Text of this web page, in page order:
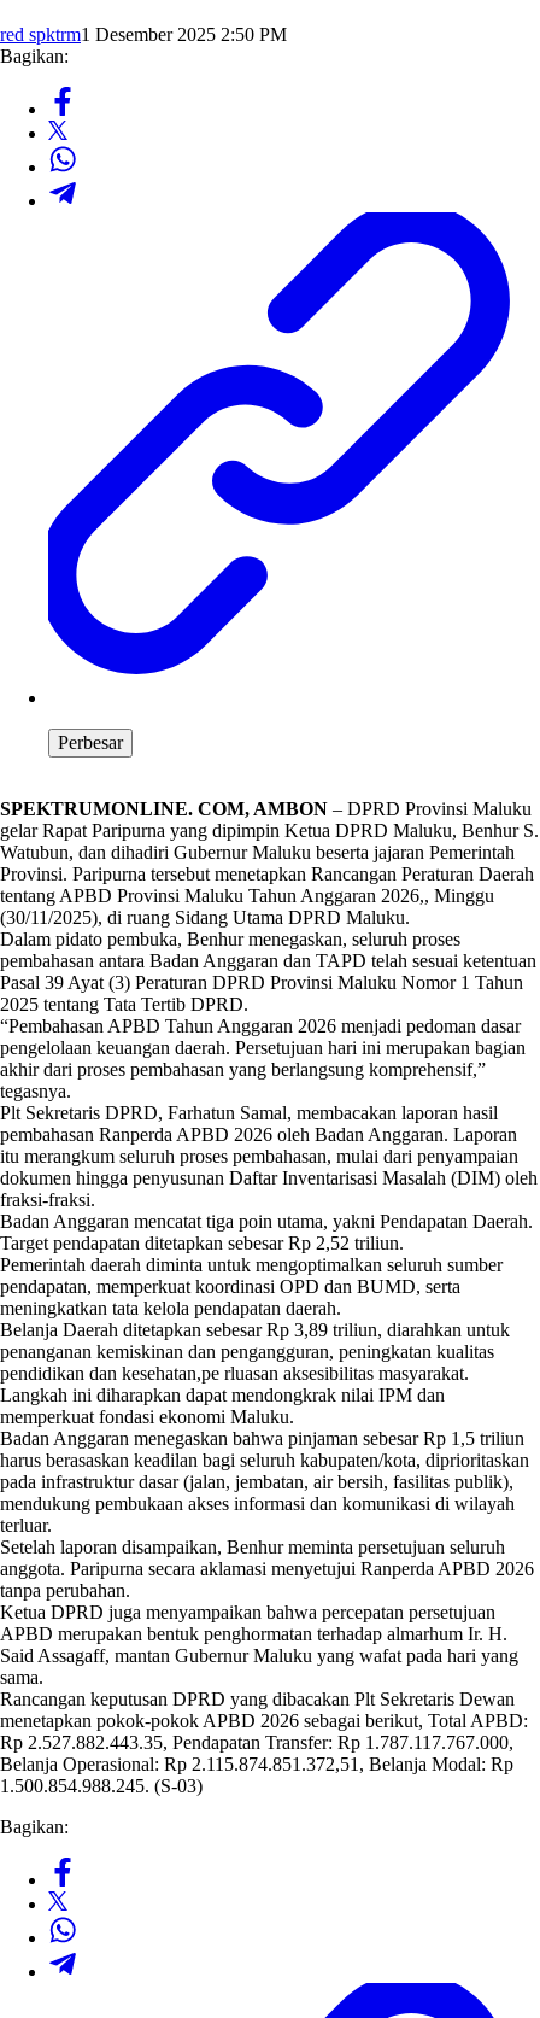
red spktrm1 Desember 2025 2:50 PM
Bagikan:
Perbesar
SPEKTRUMONLINE. COM, AMBON – DPRD Provinsi Maluku
gelar Rapat Paripurna yang dipimpin Ketua DPRD Maluku, Benhur S.
Watubun, dan dihadiri Gubernur Maluku beserta jajaran Pemerintah
Provinsi. Paripurna tersebut menetapkan Rancangan Peraturan Daerah
tentang APBD Provinsi Maluku Tahun Anggaran 2026,, Minggu
(30/11/2025), di ruang Sidang Utama DPRD Maluku.
Dalam pidato pembuka, Benhur menegaskan, seluruh proses
pembahasan antara Badan Anggaran dan TAPD telah sesuai ketentuan
Pasal 39 Ayat (3) Peraturan DPRD Provinsi Maluku Nomor 1 Tahun
2025 tentang Tata Tertib DPRD.
“Pembahasan APBD Tahun Anggaran 2026 menjadi pedoman dasar
pengelolaan keuangan daerah. Persetujuan hari ini merupakan bagian
akhir dari proses pembahasan yang berlangsung komprehensif,”
tegasnya.
Plt Sekretaris DPRD, Farhatun Samal, membacakan laporan hasil
pembahasan Ranperda APBD 2026 oleh Badan Anggaran. Laporan
itu merangkum seluruh proses pembahasan, mulai dari penyampaian
dokumen hingga penyusunan Daftar Inventarisasi Masalah (DIM) oleh
fraksi-fraksi.
Badan Anggaran mencatat tiga poin utama, yakni Pendapatan Daerah.
Target pendapatan ditetapkan sebesar Rp 2,52 triliun.
Pemerintah daerah diminta untuk mengoptimalkan seluruh sumber
pendapatan, memperkuat koordinasi OPD dan BUMD, serta
meningkatkan tata kelola pendapatan daerah.
Belanja Daerah ditetapkan sebesar Rp 3,89 triliun, diarahkan untuk
penanganan kemiskinan dan pengangguran, peningkatan kualitas
pendidikan dan kesehatan,pe rluasan aksesibilitas masyarakat.
Langkah ini diharapkan dapat mendongkrak nilai IPM dan
memperkuat fondasi ekonomi Maluku.
Badan Anggaran menegaskan bahwa pinjaman sebesar Rp 1,5 triliun
harus berasaskan keadilan bagi seluruh kabupaten/kota, diprioritaskan
pada infrastruktur dasar (jalan, jembatan, air bersih, fasilitas publik),
mendukung pembukaan akses informasi dan komunikasi di wilayah
terluar.
Setelah laporan disampaikan, Benhur meminta persetujuan seluruh
anggota. Paripurna secara aklamasi menyetujui Ranperda APBD 2026
tanpa perubahan.
Ketua DPRD juga menyampaikan bahwa percepatan persetujuan
APBD merupakan bentuk penghormatan terhadap almarhum Ir. H.
Said Assagaff, mantan Gubernur Maluku yang wafat pada hari yang
sama.
Rancangan keputusan DPRD yang dibacakan Plt Sekretaris Dewan
menetapkan pokok-pokok APBD 2026 sebagai berikut, Total APBD:
Rp 2.527.882.443.35, Pendapatan Transfer: Rp 1.787.117.767.000,
Belanja Operasional: Rp 2.115.874.851.372,51, Belanja Modal: Rp
1.500.854.988.245. (S-03)
Bagikan: